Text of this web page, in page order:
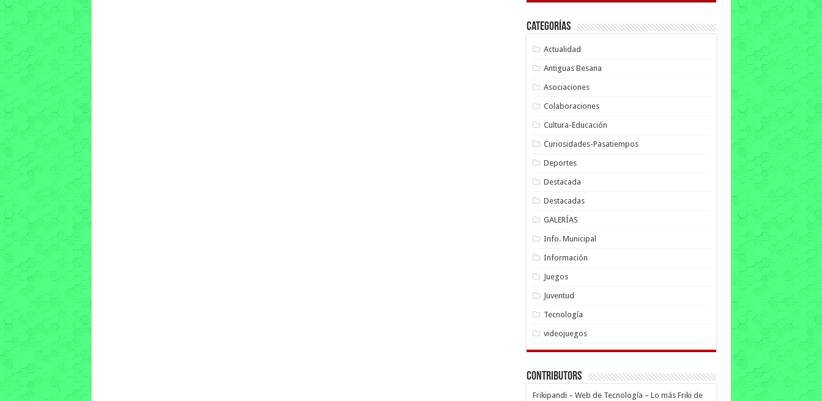
Categorías
Actualidad
Antiguas Besana
Asociaciones
Colaboraciones
Cultura-Educación
Curiosidades-Pasatiempos
Deportes
Destacada
Destacadas
GALERÍAS
Info. Municipal
Información
Juegos
Juventud
Tecnología
videojuegos
Contributors
Frikipandi – Web de Tecnología – Lo más Friki de